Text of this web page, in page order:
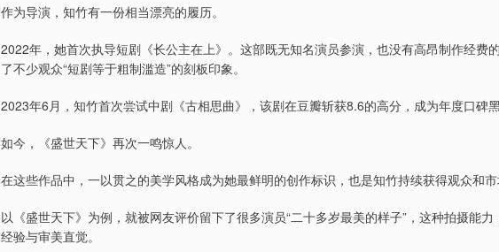
作为导演，知竹有一份相当漂亮的履历。
2022年，她首次执导短剧《长公主在上》。这部既无知名演员参演，也没有高昂制作经费
了不少观众“短剧等于粗制滥造”的刻板印象。
2023年6月，知竹首次尝试中剧《古相思曲》，该剧在豆瓣斩获8.6的高分，成为年度口碑黑
如今，《盛世天下》再次一鸣惊人。
在这些作品中，一以贯之的美学风格成为她最鲜明的创作标识，也是知竹持续获得观众和市
以《盛世天下》为例，就被网友评价留下了很多演员“二十多岁最美的样子”，这种拍摄能
经验与审美直觉。